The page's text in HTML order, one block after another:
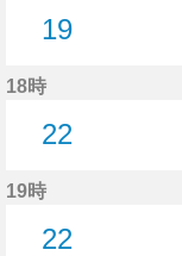
19
18時
22
19時
22